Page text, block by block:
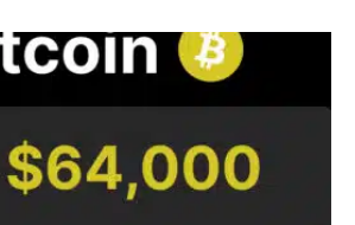
000 dollars pendant que les